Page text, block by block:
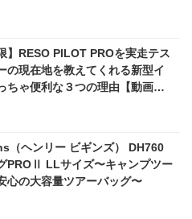
PROを実走テス
の現在地を教えてくれる新型イ
ちゃ便利な３つの理由【動画付
（ヘンリー ビギンズ） DH760
PROⅡ LLサイズ〜キャンプツー
心の大容量ツアーバッグ〜